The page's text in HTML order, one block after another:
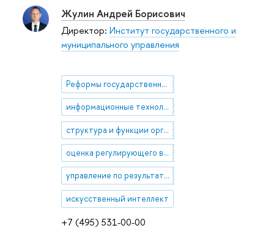
+7 (495) 531-00-00
Жулин Андрей Борисович
Директор: Институт государственного и
муниципального управления
Реформы государственного сектора
информационные технологии в государственном управлении
структура и функции органов власти
оценка регулирующего воздействия
управление по результатам
искусственный интеллект